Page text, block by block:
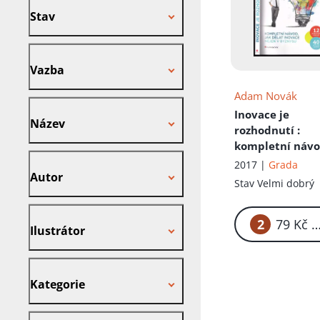
Stav
Vazba
Název
Autor
Ilustrátor
Kategorie
Adam Novák
Inovace je
rozhodnutí :
kompletní
jak dělat inovace
nejen v byznysu
nástrojů, 40
příkladů z praxe
2017 | Grada
StavVelmi dobrý
2